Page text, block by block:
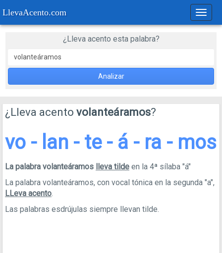
LlevaAcento.com
de
¿Lleva acento esta palabra?
Analizar
¿Lleva acento volanteáramos?
vo - lan - te - á - ra - mos
La palabra volanteáramos lleva tilde en la 4ª sílaba "á"
La palabra volanteáramos, con vocal tónica en la segunda "a",
LLeva acento.
Las palabras esdrújulas siempre llevan tilde.